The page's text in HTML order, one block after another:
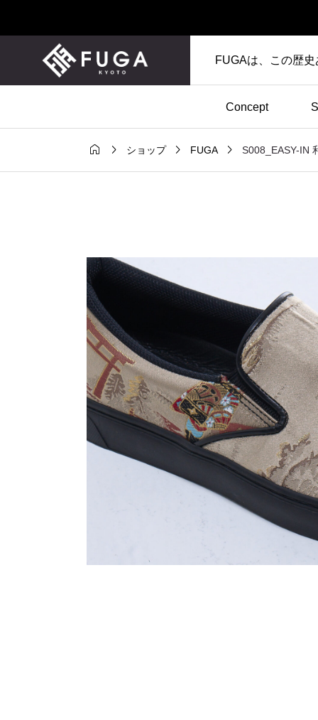
FUGAは、この歴
Concept
  ショップ  FUGA  S008_EASY-IN